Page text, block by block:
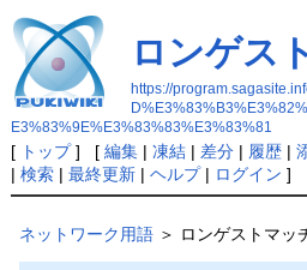
ロンゲス
https://
E3%83%9E%E3%83%83%E3%83%81
[ トップ] [ 編集| 凍結| 差分| 履歴|
| 検索| 最終更新| ヘルプ| ログイン ]
ネットワーク用語 ＞ ロンゲストマッ